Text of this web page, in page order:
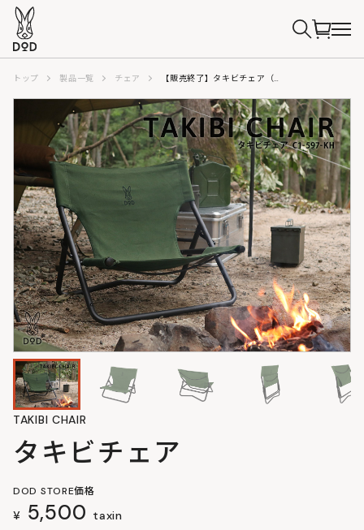
トップ 製品一覧 チェア 【販売終了】タキビチェア（カーキ ）C1-597‐KH
TAKIBI CHAIR
タキビチェア
DOD STORE価格
¥ 5,500 taxin